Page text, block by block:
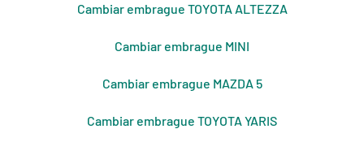
Cambiar embrague TOYOTA ALTEZZA
Cambiar embrague MINI
Cambiar embrague MAZDA 5
Cambiar embrague TOYOTA YARIS